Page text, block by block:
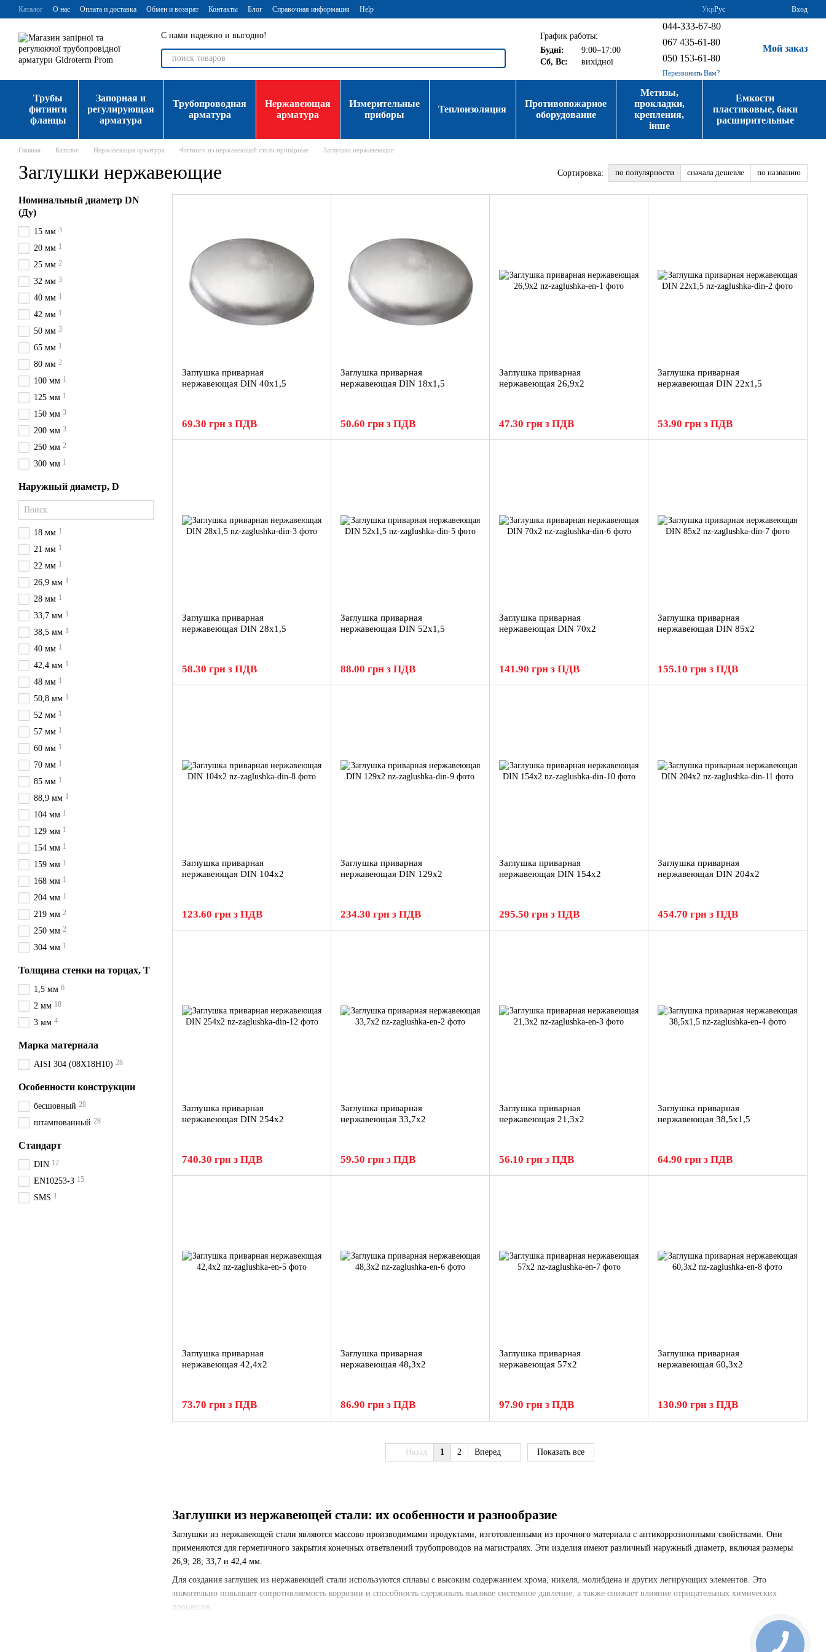
Перейти к основному контенту
Каталог О нас Оплата и доставка Обмен и возврат Контакты Блог Справочная информация Help УкрРус Вход
С нами надежно и выгодно!
График работы:
Будні:
9:00–17:00
Сб, Вс:
вихідної
044-333-67-80
067 435-61-80
050 153-61-80
Перезвонить Вам?
Мой заказ
Трубы
фитинги
фланцы
Запорная и
регулирующая
арматура
Трубопроводная
арматура
Нержавеющая
арматура
Измерительные
приборы
Теплоизоляция
Противопожарное
оборудование
Метизы,
прокладки,
крепления,
інше
Емкости
пластиковые, баки
расширительные
Главная Каталог Нержавеющая арматура Фитинги из нержавеющей стали приварные Заглушки нержавеющие
Заглушки нержавеющие Сортировка: по популярности сначала дешевле по названию
Заглушки из нержавеющей стали: их особенности и разнообразие
Заглушки из нержавеющей стали являются массово производимыми продуктами, изготовленными из прочного материала с антикоррозионными свойствами. Они
применяются для герметичного закрытия конечных ответвлений трубопроводов на магистралях. Эти изделия имеют различный наружный диаметр, включая размеры
26,9; 28; 33,7 и 42,4 мм.
Для создания заглушек из нержавеющей стали используются сплавы с высоким содержанием хрома, никеля, молибдена и других легирующих элементов. Это
значительно повышает сопротивляемость коррозии и способность сдерживать высокое системное давление, а также снижает влияние отрицательных химических
процессов.
При покупке нержавеющих заглушек в интернет-магазине рекомендуется использовать фильтры для того, чтобы точно подобрать продукцию, соответствующую вашим
Заглушка приварная
нержавеющая DIN 40x1,5
69.30 грн з ПДВ
Заглушка приварная
нержавеющая DIN 18x1,5
50.60 грн з ПДВ
Заглушка приварная
нержавеющая 26,9x2
47.30 грн з ПДВ
Заглушка приварная
нержавеющая DIN 22x1,5
53.90 грн з ПДВ
Заглушка приварная
нержавеющая DIN 28x1,5
58.30 грн з ПДВ
Заглушка приварная
нержавеющая DIN 52x1,5
88.00 грн з ПДВ
Заглушка приварная
нержавеющая DIN 70х2
141.90 грн з ПДВ
Заглушка приварная
нержавеющая DIN 85х2
155.10 грн з ПДВ
Заглушка приварная
нержавеющая DIN 104х2
123.60 грн з ПДВ
Заглушка приварная
нержавеющая DIN 129х2
234.30 грн з ПДВ
Заглушка приварная
нержавеющая DIN 154х2
295.50 грн з ПДВ
Заглушка приварная
нержавеющая DIN 204х2
454.70 грн з ПДВ
Заглушка приварная
нержавеющая DIN 254х2
740.30 грн з ПДВ
Заглушка приварная
нержавеющая 33,7x2
59.50 грн з ПДВ
Заглушка приварная
нержавеющая 21,3x2
56.10 грн з ПДВ
Заглушка приварная
нержавеющая 38,5x1,5
64.90 грн з ПДВ
Заглушка приварная
нержавеющая 42,4x2
73.70 грн з ПДВ
Заглушка приварная
нержавеющая 48,3x2
86.90 грн з ПДВ
Заглушка приварная
нержавеющая 57x2
97.90 грн з ПДВ
Заглушка приварная
нержавеющая 60,3x2
130.90 грн з ПДВ
Назад 1 2 Вперед Показать все
Номинальный диаметр DN
(Ду)
15 мм 3
20 мм 1
25 мм 2
32 мм 3
40 мм 1
42 мм 1
50 мм 3
65 мм 1
80 мм 2
100 мм 1
125 мм 1
150 мм 3
200 мм 3
250 мм 2
300 мм 1
Наружный диаметр, D
18 мм 1
21 мм 1
22 мм 1
26,9 мм 1
28 мм 1
33,7 мм 1
38,5 мм 1
40 мм 1
42,4 мм 1
48 мм 1
50,8 мм 1
52 мм 1
57 мм 1
60 мм 1
70 мм 1
85 мм 1
88,9 мм 1
104 мм 1
129 мм 1
154 мм 1
159 мм 1
168 мм 1
204 мм 1
219 мм 2
250 мм 2
304 мм 1
Толщина стенки на торцах, Т
1,5 мм 6
2 мм 18
3 мм 4
Марка материала
AISI 304 (08Х18Н10) 28
Особенности конструкции
бесшовный 28
штампованный 28
Стандарт
DIN 12
EN10253-3 15
SMS 1